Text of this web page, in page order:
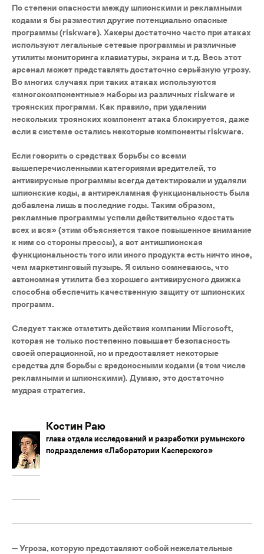
По степени опасности между шпионскими и рекламными
кодами я бы разместил другие потенциально опасные
программы (riskware). Хакеры достаточно часто при атаках
используют легальные сетевые программы и различные
утилиты мониторинга клавиатуры, экрана и т.д. Весь этот
арсенал может представлять достаточно серьёзную угрозу.
Во многих случаях при таких атаках используются
«многокомпонентные» наборы из различных riskware и
троянских программ. Как правило, при удалении
нескольких троянских компонент атака блокируется, даже
если в системе остались некоторые компоненты riskware.
Если говорить о средствах борьбы со всеми
вышеперечисленными категориями вредителей, то
антивирусные программы всегда детектировали и удаляли
шпионские коды, а антирекламная функциональность была
добавлена лишь в последние годы. Таким образом,
рекламные программы успели действительно «достать
всех и вся» (этим объясняется такое повышенное внимание
к ним со стороны прессы), а вот антишпионская
функциональность того или иного продукта есть ничто иное,
чем маркетинговый пузырь. Я сильно сомневаюсь, что
автономная утилита без хорошего антивирусного движка
способна обеспечить качественную защиту от шпионских
программ.
Следует также отметить действия компании Microsoft,
которая не только постепенно повышает безопасность
своей операционной, но и предоставляет некоторые
средства для борьбы с вредоносными кодами (в том числе
рекламными и шпионскими). Думаю, это достаточно
мудрая стратегия.
Костин Раю
глава отдела исследований и разработки румынского
подразделения «Лаборатории Касперского»
— Угроза, которую представляют собой нежелательные